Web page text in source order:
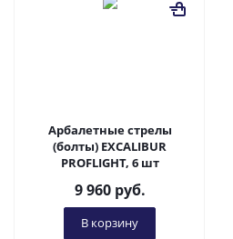
Арбалетные стрелы
(болты) EXCALIBUR
PROFLIGHT, 6 шт
9 960руб.
В корзину